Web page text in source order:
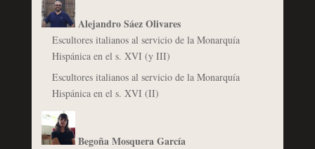
Alejandro Sáez Olivares
Escultores italianos al servicio de la Monarquía
Hispánica en el s. XVI (y III)
Escultores italianos al servicio de la Monarquía
Hispánica en el s. XVI (II)
Begoña Mosquera García